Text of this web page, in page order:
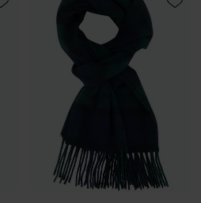
Toevoegen aan favorieten